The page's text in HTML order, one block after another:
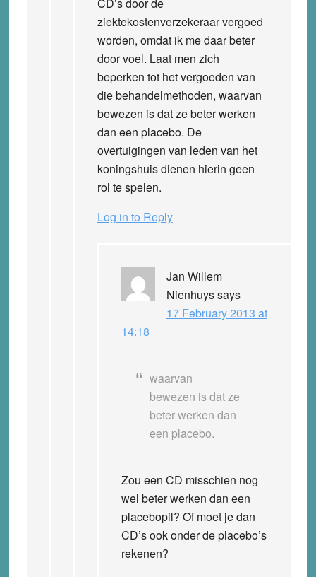
CD’s door de
ziektekostenverzekeraar vergoed
worden, omdat ik me daar beter
door voel. Laat men zich
beperken tot het vergoeden van
die behandelmethoden, waarvan
bewezen is dat ze beter werken
dan een placebo. De
overtuigingen van leden van het
koningshuis dienen hierin geen
rol te spelen.
Log in to Reply
Jan Willem
Nienhuyssays
17 February 2013 at
14:18
waarvan
bewezen is dat ze
beter werken dan
een placebo.
Zou een CD misschien nog
wel beter werken dan een
placebopil? Of moet je dan
CD’s ook onder de placebo’s
rekenen?